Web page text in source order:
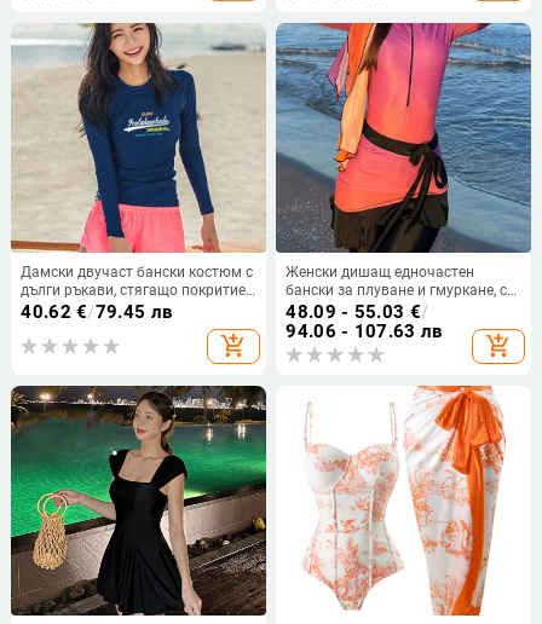
Дамски двучаст бански костюм с
дълги ръкави, стягащо покритие
на корема, консервативен дизайн
за басейн и минерални извори;
Марка Ice Lake Whale; Материал:
найлон 80%; Модел: едноцветен;
метална опора; Стил: бриф
40.62 €/79.45 лв
add_shopping_cart
Женски дишащ едночастен
бански за плуване и гмуркане, с
подплънки за гърдите, без
метална опора, 82% полиестер,
стегнат консервативен крой,
подходящ за плуване
48.09 - 55.03 €/
94.06 - 107.63 лв
add_shopping_cart